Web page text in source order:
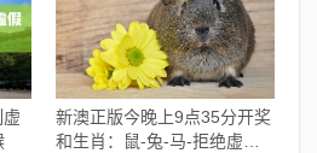
新澳正版今晚上9点35分开奖
和生肖：鼠-兔-马-拒绝虚假